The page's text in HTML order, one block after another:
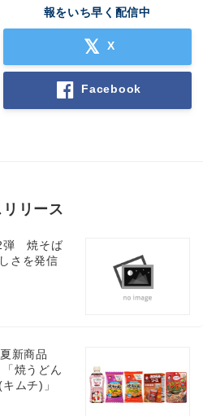
報をいち早く配信中
X
Facebook
リース
2弾 焼そば
さを発信
新商品
「焼うどん
ムチ)」